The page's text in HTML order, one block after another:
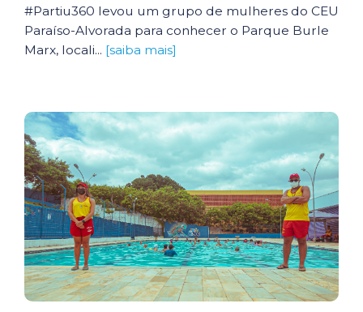
#Partiu360 levou um grupo de mulheres do CEU
Paraíso-Alvorada para conhecer o Parque Burle
Marx, locali... [saiba mais]